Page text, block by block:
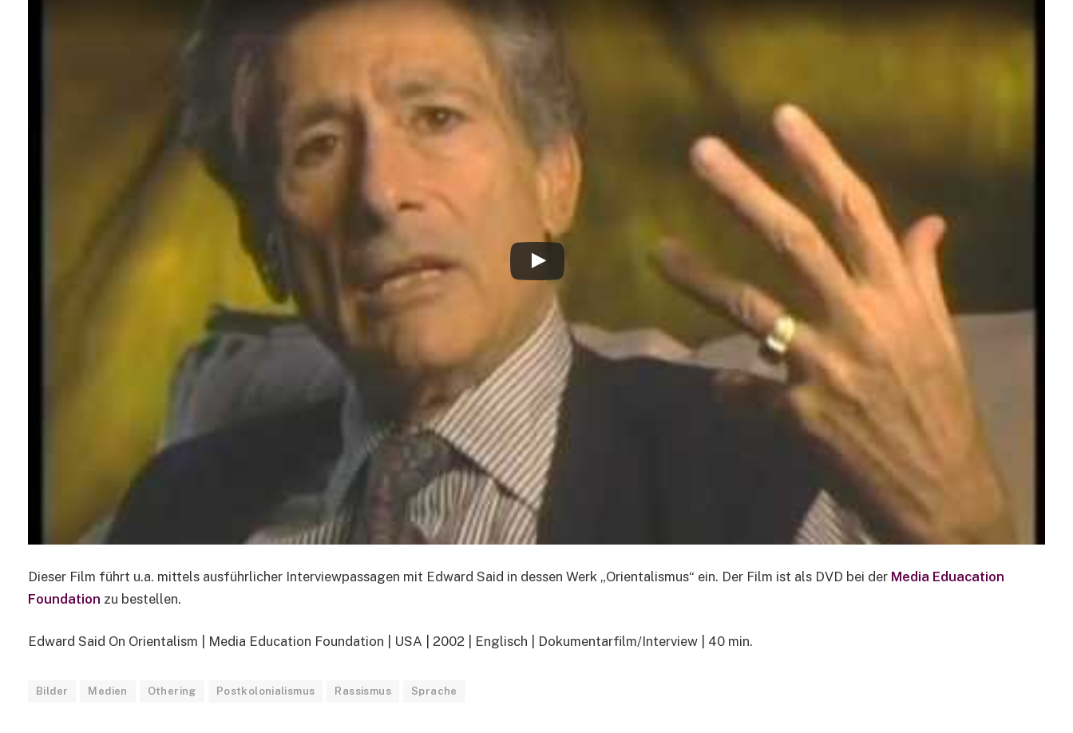
Dieser Film führt u.a. mittels ausführlicher Interviewpassagen mit Edward Said in dessen Werk „Orientalismus“ ein. Der Film ist als DVD bei der Media Eduacation
Foundation zu bestellen.
Edward Said On Orientalism | Media Education Foundation | USA | 2002 | Englisch | Dokumentarfilm/Interview | 40 min.
Bilder Medien Othering Postkolonialismus Rassismus Sprache